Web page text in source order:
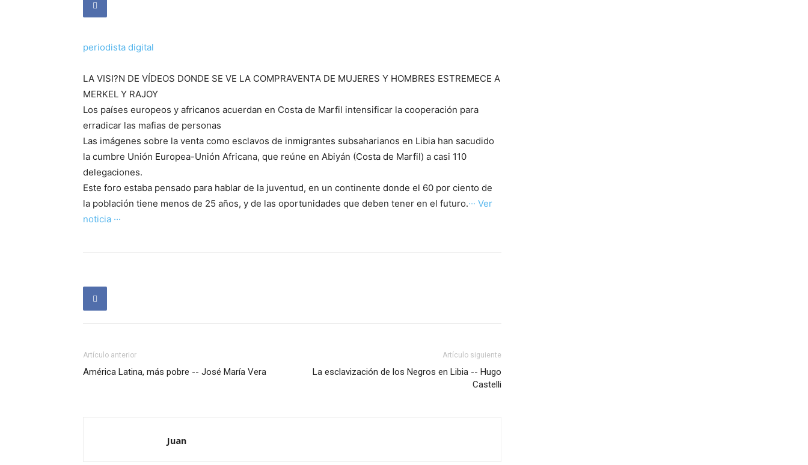
periodista digital
LA VISI?N DE VÍDEOS DONDE SE VE LA COMPRAVENTA DE MUJERES Y HOMBRES ESTREMECE A
MERKEL Y RAJOY
Los países europeos y africanos acuerdan en Costa de Marfil intensificar la cooperación para
erradicar las mafias de personas
Las imágenes sobre la venta como esclavos de inmigrantes subsaharianos en Libia han sacudido
la cumbre Unión Europea-Unión Africana, que reúne en Abiyán (Costa de Marfil) a casi 110
delegaciones.
Este foro estaba pensado para hablar de la juventud, en un continente donde el 60 por ciento de
la población tiene menos de 25 años, y de las oportunidades que deben tener en el futuro.··· Ver
noticia ···
Artículo anterior
América Latina, más pobre -- José María Vera
Artículo siguiente
La esclavización de los Negros en Libia -- Hugo
Castelli
Juan